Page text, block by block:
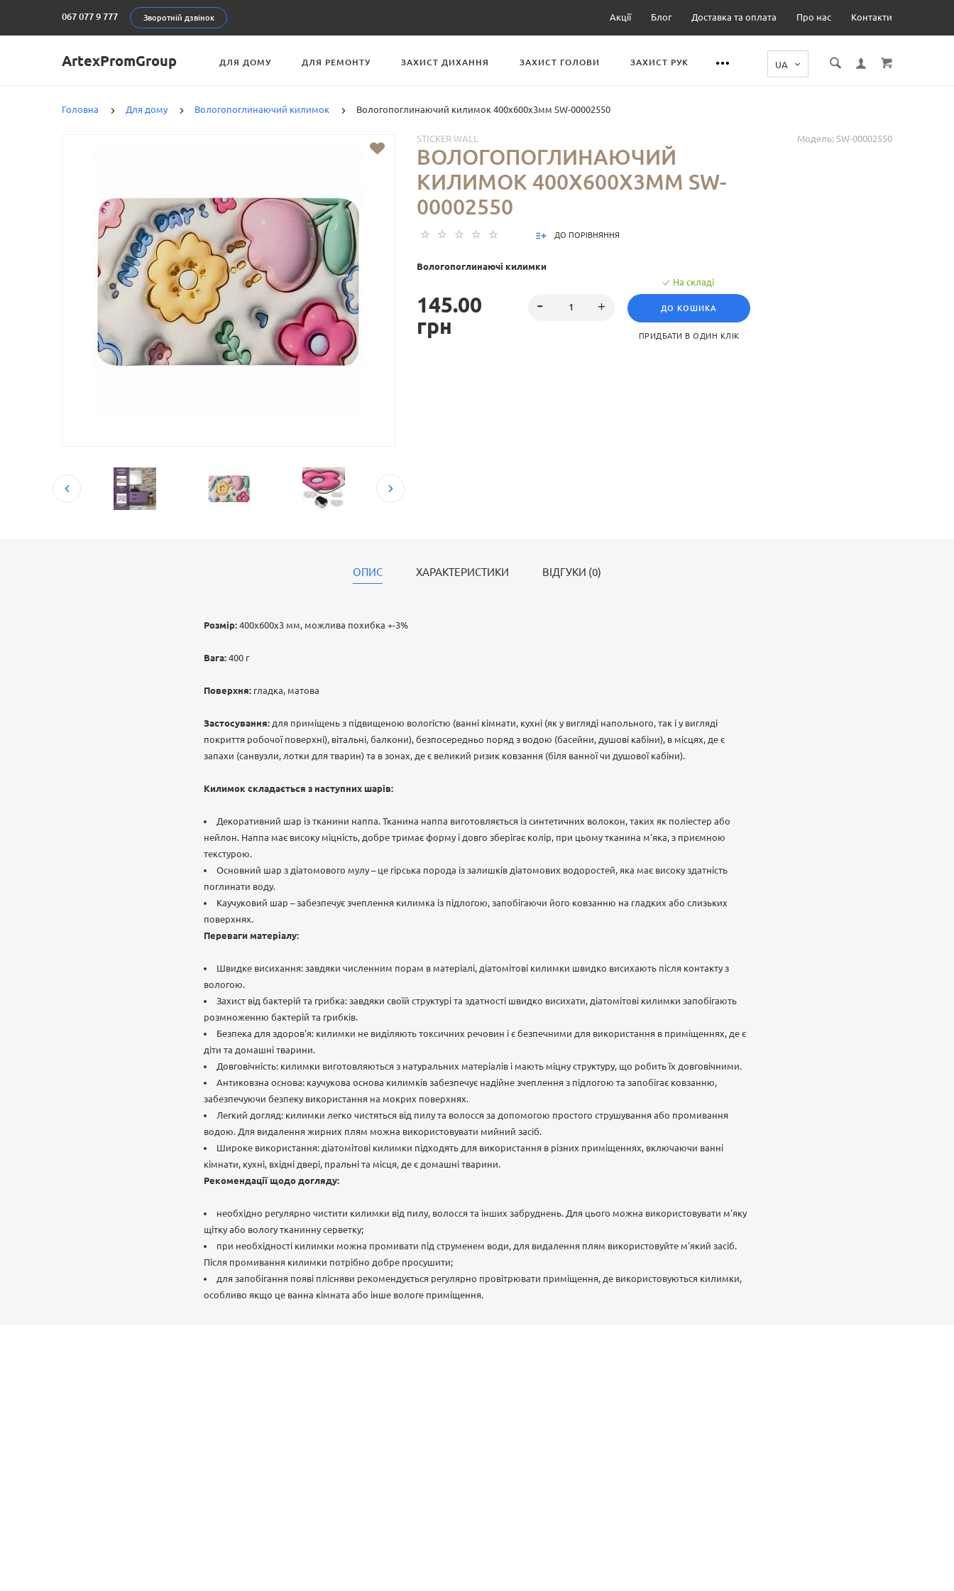
067 077 9 777 Зворотній дзвінок Акції Блог Доставка та оплата Про нас Контакти
ArtexPromGroup ДЛЯ ДОМУ ДЛЯ РЕМОНТУ ЗАХИСТ ДИХАННЯ ЗАХИСТ ГОЛОВИ ЗАХИСТ РУК
Головна Для дому Вологопоглинаючий килимок Вологопоглинаючий килимок 400х600х3мм SW-00002550
Модель: SW-00002550
STICKER WALL
ВОЛОГОПОГЛИНАЮЧИЙ
КИЛИМОК 400Х600Х3ММ SW-
00002550
ДО ПОРІВНЯННЯ
Вологопоглинаючі килимки
145.00
грн
На складі
ДО КОШИКА
ПРИДБАТИ В ОДИН КЛІК
ОПИС ХАРАКТЕРИСТИКИ ВІДГУКИ (0)
Розмір: 400х600х3 мм, можлива похибка +-3%
Вага: 400 г
Поверхня: гладка, матова
Застосування: для приміщень з підвищеною вологістю (ванні кімнати, кухні (як у вигляді напольного, так і у вигляді
покриття робочої поверхні), вітальні, балкони), безпосередньо поряд з водою (басейни, душові кабіни), в місцях, де є
запахи (санвузли, лотки для тварин) та в зонах, де є великий ризик ковзання (біля ванної чи душової кабіни).
Килимок складається з наступних шарів:
Декоративний шар із тканини наппа. Тканина наппа виготовляється із синтетичних волокон, таких як поліестер або
нейлон. Наппа має високу міцність, добре тримає форму і довго зберігає колір, при цьому тканина м'яка, з приємною
текстурою.
Основний шар з діатомового мулу – це гірська порода із залишків діатомових водоростей, яка має високу здатність
поглинати воду.
Каучуковий шар – забезпечує зчеплення килимка із підлогою, запобігаючи його ковзанню на гладких або слизьких
поверхнях.
Переваги матеріалу:
Швидке висихання: завдяки численним порам в матеріалі, діатомітові килимки швидко висихають після контакту з
вологою.
Захист від бактерій та грибка: завдяки своїй структурі та здатності швидко висихати, діатомітові килимки запобігають
розмноженню бактерій та грибків.
Безпека для здоров'я: килимки не виділяють токсичних речовин і є безпечними для використання в приміщеннях, де є
діти та домашні тварини.
Довговічність: килимки виготовляються з натуральних матеріалів і мають міцну структуру, що робить їх довговічними.
Антиковзна основа: каучукова основа килимків забезпечує надійне зчеплення з підлогою та запобігає ковзанню,
забезпечуючи безпеку використання на мокрих поверхнях.
Легкий догляд: килимки легко чистяться від пилу та волосся за допомогою простого струшування або промивання
водою. Для видалення жирних плям можна використовувати мийний засіб.
Широке використання: діатомітові килимки підходять для використання в різних приміщеннях, включаючи ванні
кімнати, кухні, вхідні двері, пральні та місця, де є домашні тварини.
Рекомендації щодо догляду:
необхідно регулярно чистити килимки від пилу, волосся та інших забруднень. Для цього можна використовувати м'яку
щітку або вологу тканинну серветку;
при необхідності килимки можна промивати під струменем води, для видалення плям використовуйте м'який засіб.
Після промивання килимки потрібно добре просушити;
для запобігання появі плісняви рекомендується регулярно провітрювати приміщення, де використовуються килимки,
особливо якщо це ванна кімната або інше вологе приміщення.